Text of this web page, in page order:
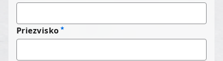
Priezvisko